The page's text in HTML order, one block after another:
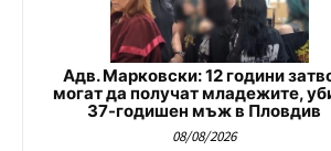
Адв. Марковски: 12 години
могат да получат младежите,
37-годишен мъж в Пловдив
08/08/2026